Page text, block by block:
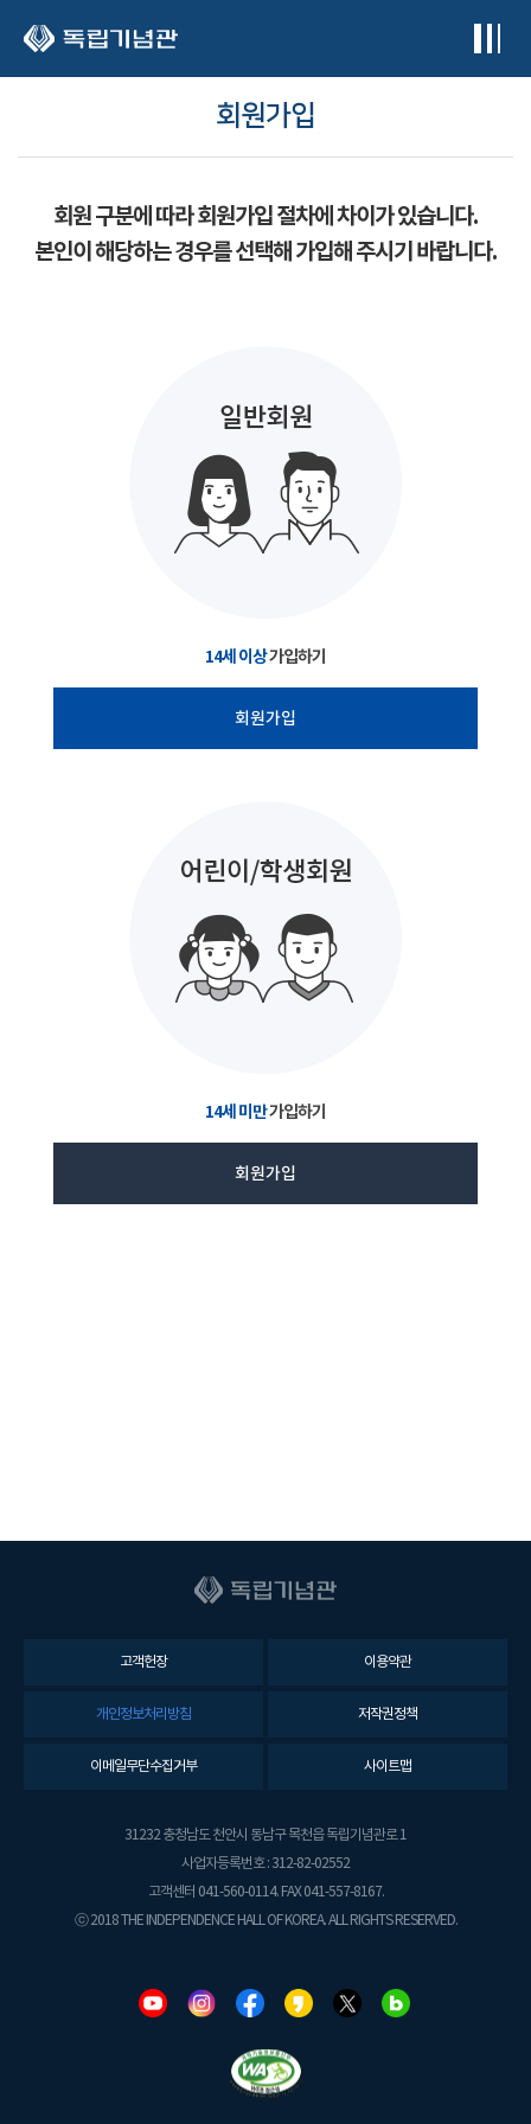
회원가입
회원 구분에 따라 회원가입 절차에 차이가 있습니다.
본인이 해당하는 경우를 선택해 가입해 주시기 바랍니다.
14세 이상가입하기
회원가입
14세 미만가입하기
회원가입
고객헌장 이용약관
개인정보처리방침 저작권정책
이메일무단수집거부 사이트맵
31232 충청남도 천안시 동남구 목천읍 독립기념관로 1
사업자등록번호 : 312-82-02552
고객센터 041-560-0114. FAX 041-557-8167.
ⓒ 2018 THE INDEPENDENCE HALL OF KOREA. ALL RIGHTS RESERVED.